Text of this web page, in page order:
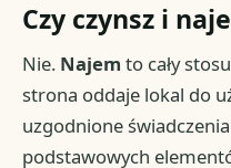
Czy czynsz i
Nie. Najem to cały
strona oddaje lokal do
uzgodnione
podstawowych